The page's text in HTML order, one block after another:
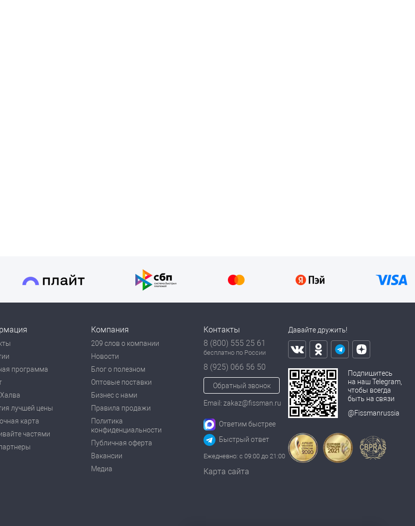
программа
лучшей цены
карта
частями
Компания
209 слов о компании
Новости
Блог о полезном
Оптовые поставки
Бизнес с нами
Правила продажи
Политика
конфиденциальности
Публичная оферта
Вакансии
Медиа
Контакты
8 (800) 555 25 61
бесплатно по России
8 (925) 066 56 50
Обратный звонок
Email: zakaz@fissman.ru
Ответим быстрее
Быстрый ответ
Ежедневно: с 09:00 до 21:00
Карта сайта
Давайте дружить!
Подпишитесь
на наш Telegram,
чтобы всегда
быть на связи
@Fissmanrussia